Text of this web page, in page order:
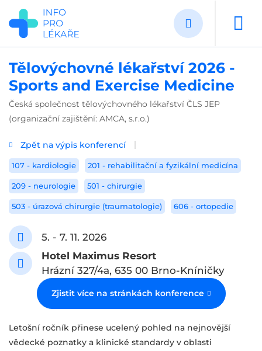
Přejít
hlavnímu
obsahu
Tělovýchovné lékařství 2026 -
Sports and Exercise Medicine
Česká společnost tělovýchovného lékařství ČLS JEP
(organizační zajištění: AMCA, s.r.o.)
Zpět na výpis konferencí
107 - kardiologie 201 - rehabilitační a fyzikální medicína
209 - neurologie 501 - chirurgie
503 - úrazová chirurgie (traumatologie) 606 - ortopedie
5. - 7. 11. 2026
Hotel Maximus Resort
Hrázní 327/4a, 635 00 Brno-Kníničky
Zjistit více na stránkách konference
Letošní ročník přinese ucelený pohled na nejnovější
vědecké poznatky a klinické standardy v oblasti